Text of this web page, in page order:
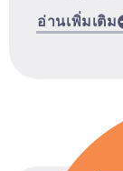
อ่านเพิ่มเติม